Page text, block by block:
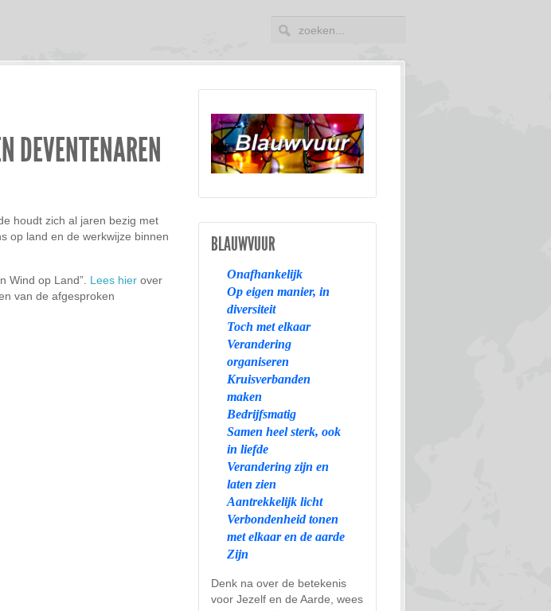
DEVENTENAREN
houdt zich al jaren bezig met
op land en de werkwijze binnen
Wind op Land”. Lees hier over
van de afgesproken
BLAUWVUUR
Onafhankelijk
Op eigen manier, in
diversiteit
Toch met elkaar
Verandering
organiseren
Kruisverbanden
maken
Bedrijfsmatig
Samen heel sterk, ook
in liefde
Verandering zijn en
laten zien
Aantrekkelijk licht
Verbondenheid tonen
met elkaar en de aarde
Zijn
Denk na over de betekenis
voor Jezelf en de Aarde, wees